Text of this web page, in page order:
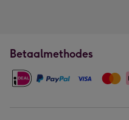
Betaalmethodes